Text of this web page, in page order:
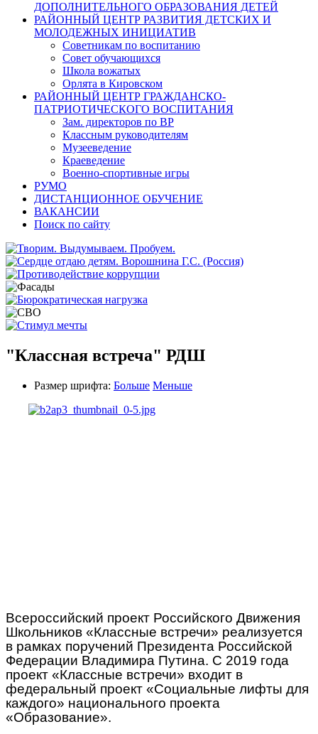
ДОПОЛНИТЕЛЬНОГО ОБРАЗОВАНИЯ ДЕТЕЙ
РАЙОННЫЙ ЦЕНТР РАЗВИТИЯ ДЕТСКИХ И
МОЛОДЕЖНЫХ ИНИЦИАТИВ
Советникам по воспитанию
Совет обучающихся
Школа вожатых
Орлята в Кировском
РАЙОННЫЙ ЦЕНТР ГРАЖДАНСКО-
ПАТРИОТИЧЕСКОГО ВОСПИТАНИЯ
Зам. директоров по ВР
Классным руководителям
Музееведение
Краеведение
Военно-спортивные игры
РУМО
ДИСТАНЦИОННОЕ ОБУЧЕНИЕ
ВАКАНСИИ
Поиск по сайту
"Классная встреча" РДШ
Размер шрифта: Больше Меньше
Всероссийский проект Российского Движения
Школьников «Классные встречи» реализуется
в рамках поручений Президента Российской
Федерации Владимира Путина. С 2019 года
проект «Классные встречи» входит в
федеральный проект «Социальные лифты для
каждого» национального проекта
«Образование».